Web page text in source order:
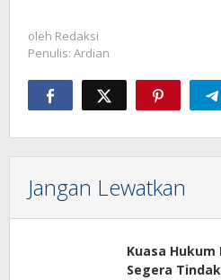
oleh Redaksi
Penulis: Ardian
Jangan Lewatkan
Kuasa Hukum
Segera